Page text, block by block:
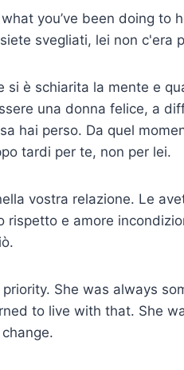
you’ve been doing to
svegliati, lei non c'era
si è schiarita la mente e
una donna felice, a
hai perso. Da quel
tardi per te, non per lei.
vostra relazione. Le
rispetto e amore
She was always
to live with that. She